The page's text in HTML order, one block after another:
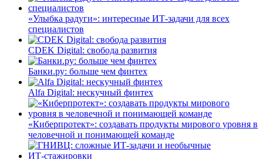
«Улыбка радуги»: интересные ИТ-задачи для всех
специалистов
CDEK Digital: свобода развития
Банки.ру: больше чем финтех
Alfa Digital: нескучный финтех
«Киберпротект»: создавать продукты мирового уровня в
человечной и понимающей команде